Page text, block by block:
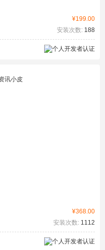
¥199.00
安装次数: 188
¥368.00
安装次数: 1112